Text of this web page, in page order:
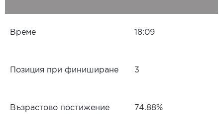
Време 18:09
Позиция при финиширане 3
Възрастово постижение 74.88%